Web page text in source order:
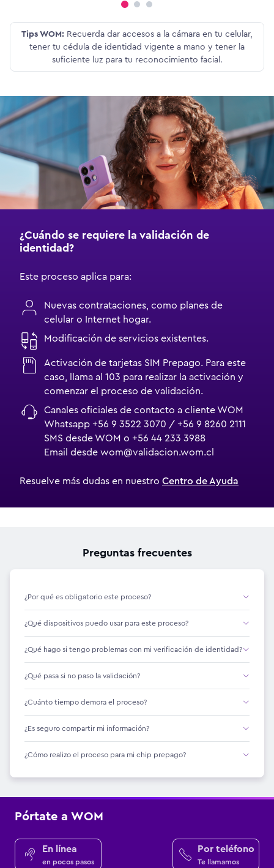
Tips WOM: Recuerda dar accesos a la cámara en tu celular,
tener tu cédula de identidad vigente a mano y tener la
suficiente luz para tu reconocimiento facial.
¿Cuándo se requiere la validación de
identidad?
Este proceso aplica para:
Nuevas contrataciones, como planes de
celular o Internet hogar.
Modificación de servicios existentes.
Activación de tarjetas SIM Prepago. Para este
caso, llama al 103 para realizar la activación y
comenzar el proceso de validación.
Canales oficiales de contacto a cliente WOM
Whatsapp +56 9 3522 3070 / +56 9 8260 2111
SMS desde WOM o +56 44 233 3988
Email desde wom@validacion.wom.cl
Resuelve más dudas en nuestro Centro de Ayuda
Preguntas frecuentes
¿Por qué es obligatorio este proceso?
¿Qué dispositivos puedo usar para este proceso?
¿Qué hago si tengo problemas con mi verificación de identidad?
¿Qué pasa si no paso la validación?
¿Cuánto tiempo demora el proceso?
¿Es seguro compartir mi información?
¿Cómo realizo el proceso para mi chip prepago?
Pórtate a WOM
En línea
en pocos pasos
Por teléfono
Te llamamos